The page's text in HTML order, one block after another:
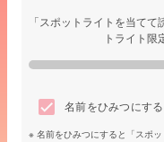
「スポットライトを当て
トライト限
名前をひみつにする
名前をひみつにすると「スポ